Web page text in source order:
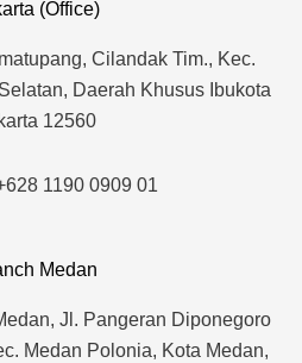
i
n
r
a
m
(Office)
Cilandak Tim., Kec.
Daerah Khusus Ibukota
12560
1190 0909 01
Medan
Jl. Pangeran Diponegoro
Medan Polonia, Kota Medan,